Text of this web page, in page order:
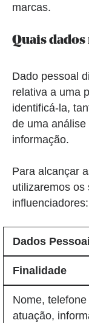
marcas.
Quais
Dado pessoal
relativa a uma
identificá-la,
de uma
informação.
Para alcançar
utilizaremos os
influenciadores:
Dados
Finalidade
Nome,
atuação,